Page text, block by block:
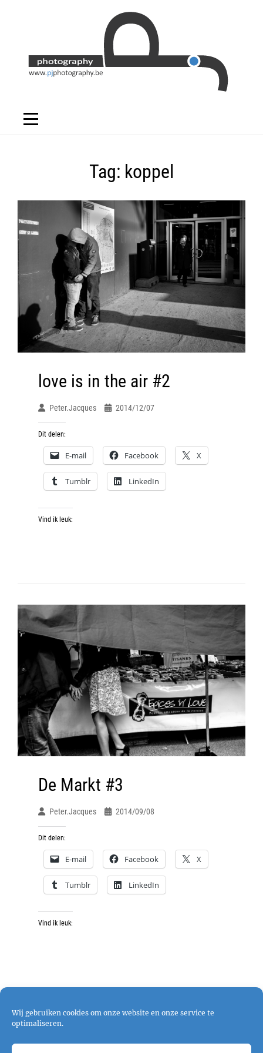
Wij gebruiken cookies om onze website en onze service te
optimaliseren.
Tag: koppel
love is in the air #2
Peter.jacques 2014/12/07
Dit delen:
E-mail Facebook X
Tumblr LinkedIn
Vind ik leuk:
De Markt #3
Peter.jacques 2014/09/08
Dit delen:
E-mail Facebook X
Tumblr LinkedIn
Vind ik leuk: